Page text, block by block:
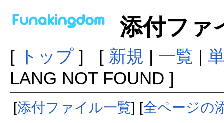
添付ファ
[ トップ] [ 新規 | 一覧 |
LANG NOT FOUND ]
[添付ファイル一覧] [全ページの